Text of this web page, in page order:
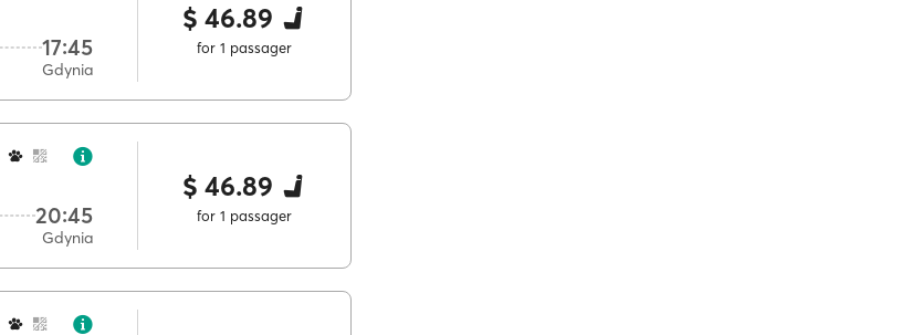
17:45
Gdynia
$ 46.89
for 1 passager
20:45
Gdynia
$ 46.89
for 1 passager